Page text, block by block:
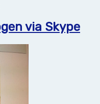
via Skype